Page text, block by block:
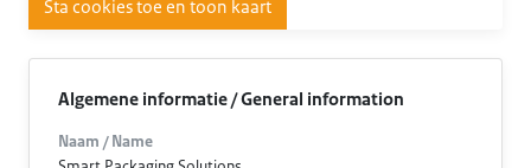
Sta cookies toe en toon kaart
Algemene informatie / General information
Naam / Name